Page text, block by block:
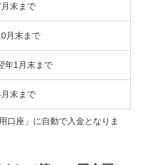
末まで
月末まで
年1月末まで
末まで
口座」に自動で入金となりま